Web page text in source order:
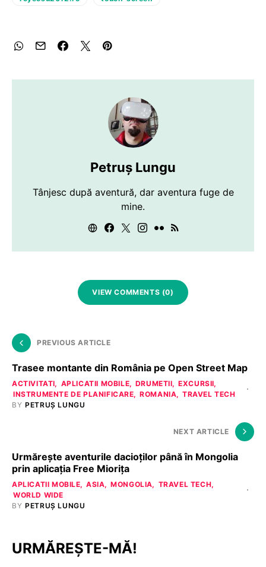
Petruș Lungu
Tânjesc după aventură, dar aventura fuge de
mine.
VIEW COMMENTS (0)
PREVIOUS ARTICLE
Trasee montante din România pe Open Street Map
ACTIVITATI APLICATII MOBILE DRUMETII
EXCURSII
INSTRUMENTE DE PLANIFICARE
ROMANIA
TRAVEL TECH
BY PETRUȘ LUNGU
NEXT ARTICLE
Urmărește aventurile dacioţilor până în Mongolia
prin aplicaţia Free Mioriţa
APLICATII MOBILE ASIA MONGOLIA
TRAVEL TECH
WORLD WIDE
BY PETRUȘ LUNGU
URMĂREȘTE-MĂ!